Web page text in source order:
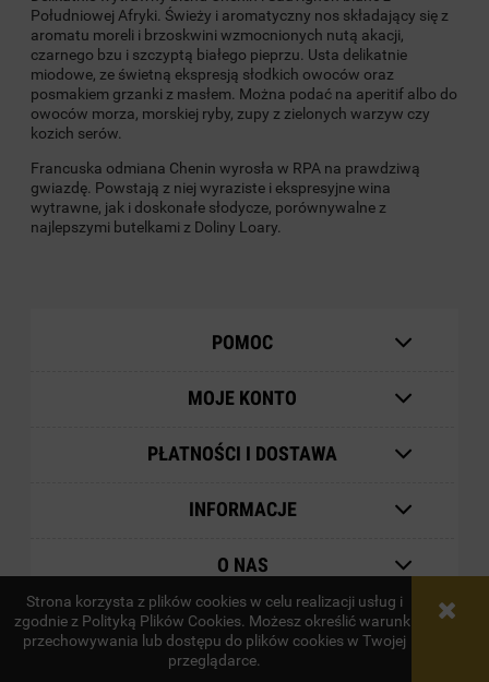
Strona korzysta z plików cookies w celu realizacji usług i
zgodnie z Polityką Plików Cookies. Możesz określić warunki
przechowywania lub dostępu do plików cookies w Twojej
przeglądarce.
Południowej Afryki. Świeży i aromatyczny nos składający się z
aromatu moreli i brzoskwini wzmocnionych nutą akacji,
czarnego bzu i szczyptą białego pieprzu. Usta delikatnie
miodowe, ze świetną ekspresją słodkich owoców oraz
posmakiem grzanki z masłem. Można podać na aperitif albo do
owoców morza, morskiej ryby, zupy z zielonych warzyw czy
kozich serów.
Francuska odmiana Chenin wyrosła w RPA na prawdziwą
gwiazdę. Powstają z niej wyraziste i ekspresyjne wina
wytrawne, jak i doskonałe słodycze, porównywalne z
najlepszymi butelkami z Doliny Loary.
POMOC
MOJE KONTO
PŁATNOŚCI I DOSTAWA
INFORMACJE
O NAS
pokaż pełną wersję strony
Sklep internetowy Shoper.pl